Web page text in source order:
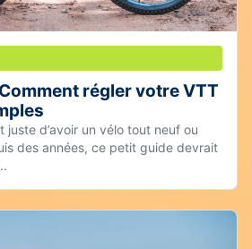
régler votre VTT
juste d’avoir un vélo tout neuf ou
des années, ce petit guide devrait